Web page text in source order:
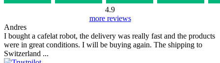
4.9
more reviews
Andres
I bought a cafelat robot, the delivery was really fast and the products
were in great conditions. I will be buying again. The shipping to
Switzerland ...